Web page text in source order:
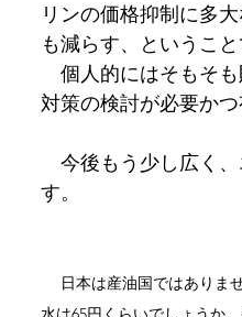
リンの価格抑制に多
も減らす、というこ
個人的にはそもそも
対策の検討が必要か
今後もう少し広く、
す。
日本は産油国ではありま